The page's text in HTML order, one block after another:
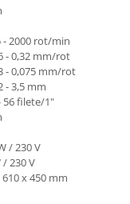
- 2000 rot/min
- 0,32 mm/rot
- 0,075 mm/rot
- 3,5 mm
56 filete/1"
/ 230 V
/ 230 V
610 x 450 mm